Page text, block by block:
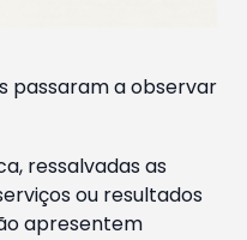
passaram a observar
ressalvadas as
ou resultados
apresentem